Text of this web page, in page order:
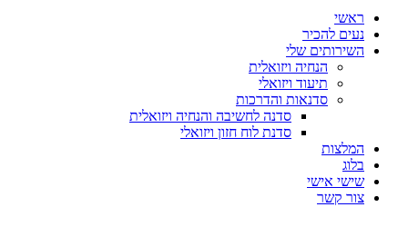
ראשי
נעים להכיר
השירותים שלי
הנחיה ויזואלית
תיעוד ויזואלי
סדנאות והדרכות
סדנה לחשיבה והנחיה ויזואלית
סדנת לוח חזון ויזואלי
המלצות
בלוג
שישי אישי
צור קשר